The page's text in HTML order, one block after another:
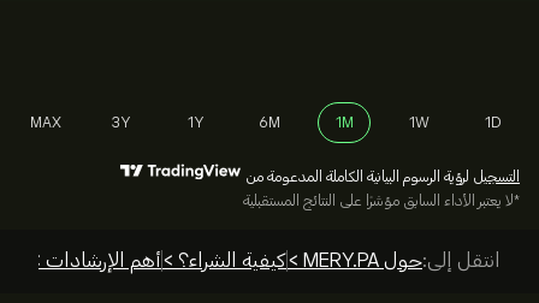
1D
1W
1M
6M
1Y
3Y
MAX
التسجيل لرؤية الرسوم البيانية الكاملة المدعومة من
*لا يعتبر الأداء السابق مؤشرًا على النتائج المستقبلية
انتقل إلى:حول MERY.PA > كيفية الشراء؟ >أهم الإرشادات >